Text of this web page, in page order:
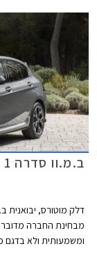
ב.מ.וו סדרה 1 החדשה 2025 מושקת בישראל
מבחינת החברה
ומשמעותית ולא בדגם